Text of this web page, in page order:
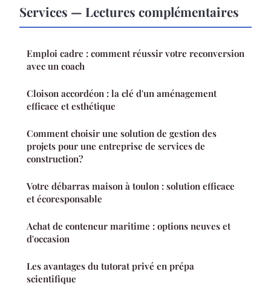
Services — Lectures complémentaires
Emploi cadre : comment réussir votre reconversion
avec un coach
Cloison accordéon : la clé d'un aménagement
efficace et esthétique
Comment choisir une solution de gestion des
projets pour une entreprise de services de
construction?
Votre débarras maison à toulon : solution efficace
et écoresponsable
Achat de conteneur maritime : options neuves et
d'occasion
Les avantages du tutorat privé en prépa
scientifique